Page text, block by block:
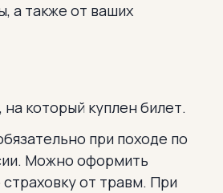
а также от ваших
на который куплен билет.
при походе по
Можно оформить
от травм. При